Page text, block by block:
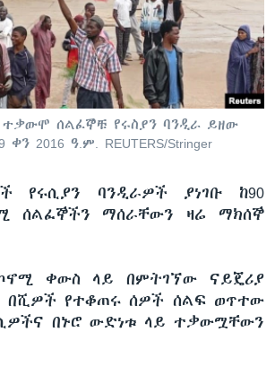
ተቃውሞ ሰልፈኞቹ የሩስያን ባንዲራ ይዘው
2016 ዓ.ም. REUTERS/Stringer
የሩሲያን ባንዲራዎች ያነገቡ ከ90
ሰልፈኞችን ማሰራቸውን ዛሬ ማክሰኞ
ቀውስ ላይ በምትገኘው ናይጄሪያ
በሺዎች የተቆጠሩ ሰዎች ሰልፍ ወጥተው
በኑሮ ውድነቱ ላይ ተቃውሟቸውን